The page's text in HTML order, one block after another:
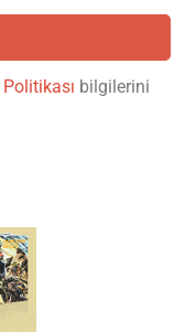
bilgilerini